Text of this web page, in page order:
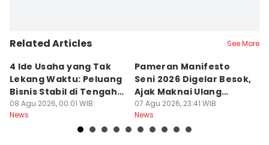
Related Articles See More
4 Ide Usaha yang Tak
Lekang Waktu: Peluang
Bisnis Stabil di Tengah
Perubahan
08 Agu 2026, 00:01 WIB
News
Pameran Manifesto
Seni 2026 Digelar Besok,
Ajak Maknai Ulang
Maritim
07 Agu 2026, 23:41 WIB
News